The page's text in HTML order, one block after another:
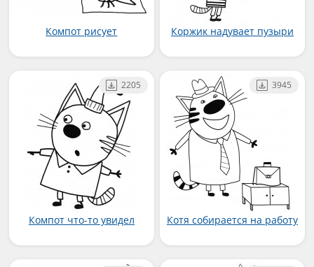
Компот рисует Коржик надувает пузыри
Компот что-то увидел
2205
Котя собирается на работу
3945